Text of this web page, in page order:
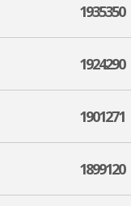
1935350
1924290
1901271
1899120